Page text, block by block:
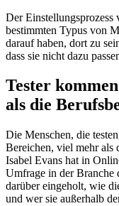
Der Einstellungsprozess
bestimmten Typus von
darauf haben, dort zu
dass sie nicht dazu
Tester
als die
Die Menschen, die
Bereichen, viel mehr als
Isabel Evans hat in
Umfrage in der Branche
darüber eingeholt, wie
und wer sie außerhalb